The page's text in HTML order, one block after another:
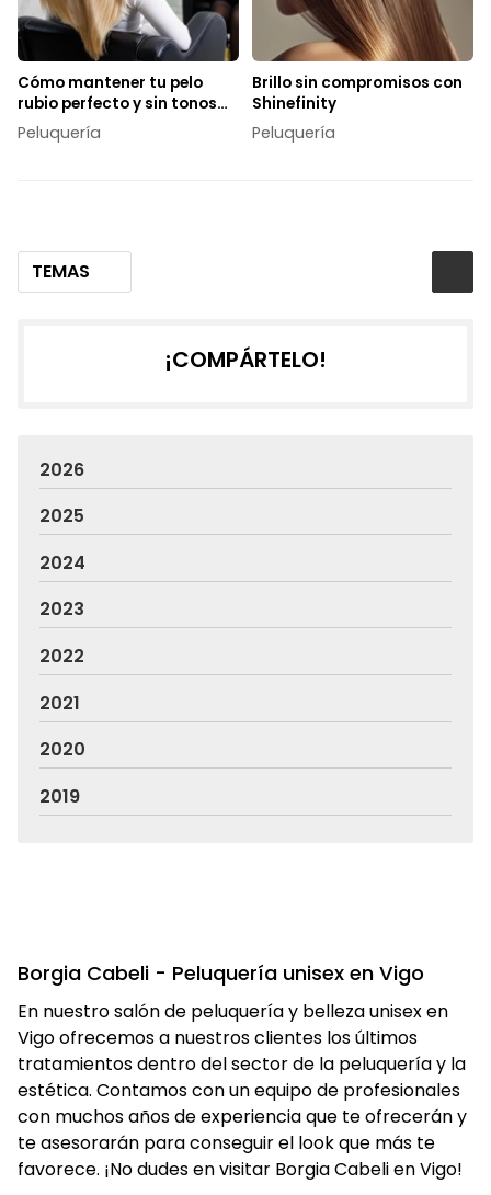
TEMAS
Cómo mantener tu pelo
rubio perfecto y sin tonos
anaranjados
Peluquería
Brillo sin compromisos con
Shinefinity
Peluquería
¡COMPÁRTELO!
2026
2025
2024
2023
2022
2021
2020
2019
Borgia Cabeli - Peluquería unisex en Vigo
En nuestro salón de peluquería y belleza unisex en
Vigo ofrecemos a nuestros clientes los últimos
tratamientos dentro del sector de la peluquería y la
estética. Contamos con un equipo de profesionales
con muchos años de experiencia que te ofrecerán y
te asesorarán para conseguir el look que más te
favorece. ¡No dudes en visitar Borgia Cabeli en Vigo!